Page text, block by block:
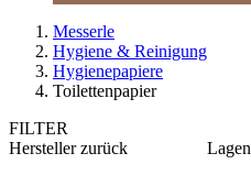
Messerle
Hygiene & Reinigung
Hygienepapiere
Toilettenpapier
FILTER
Herstellerzurück
Lagen